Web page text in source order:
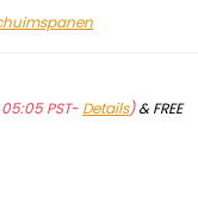
PST- Details)&FREE